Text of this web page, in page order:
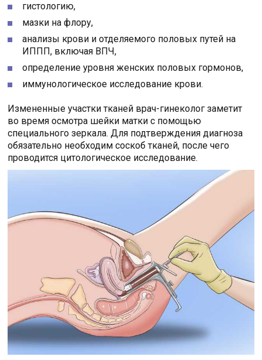
гистологию,
мазки на флору,
анализы крови и отделяемого половых путей на
ИППП, включая ВПЧ,
определение уровня женских половых гормонов,
иммунологическое исследование крови.
Измененные участки тканей врач-гинеколог заметит
во время осмотра шейки матки с помощью
специального зеркала. Для подтверждения диагноза
обязательно необходим соскоб тканей, после чего
проводится цитологическое исследование.